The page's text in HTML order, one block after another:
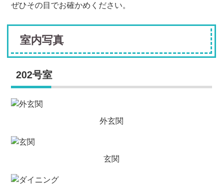
ぜひその目でお確かめください。
室内写真
202号室
外玄関
玄関